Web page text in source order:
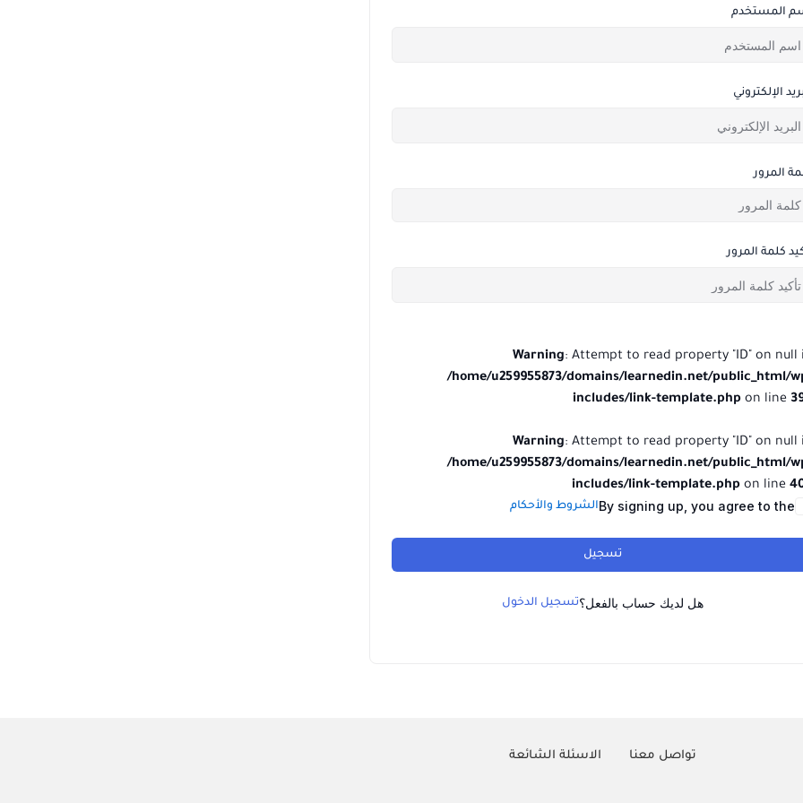
المستخدم
الإلكتروني
المرور
كلمة المرور
Warning: Attempt to read property "ID" on null
/home/u259955873/domains/learnedin.net/public_html/
includes/link-template.php on line
Warning: Attempt to read property "ID" on null
/home/u259955873/domains/learnedin.net/public_html/
includes/link-template.php on line
By signing up, you agree to theالشروط والأحكام
تسجيل
هل لديك حساب بالفعل؟تسجيل الدخول
تواصل معنا الاسئلة الشائعة